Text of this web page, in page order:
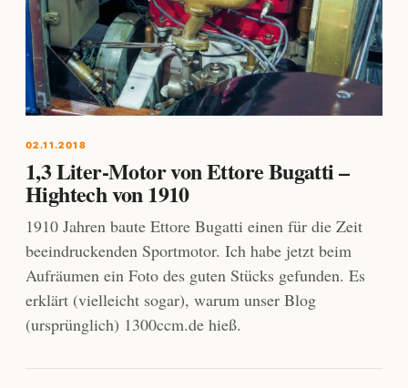
02.11.2018
1,3 Liter-Motor von Ettore Bugatti –
Hightech von 1910
1910 Jahren baute Ettore Bugatti einen für die Zeit
beeindruckenden Sportmotor. Ich habe jetzt beim
Aufräumen ein Foto des guten Stücks gefunden. Es
erklärt (vielleicht sogar), warum unser Blog
(ursprünglich) 1300ccm.de hieß.